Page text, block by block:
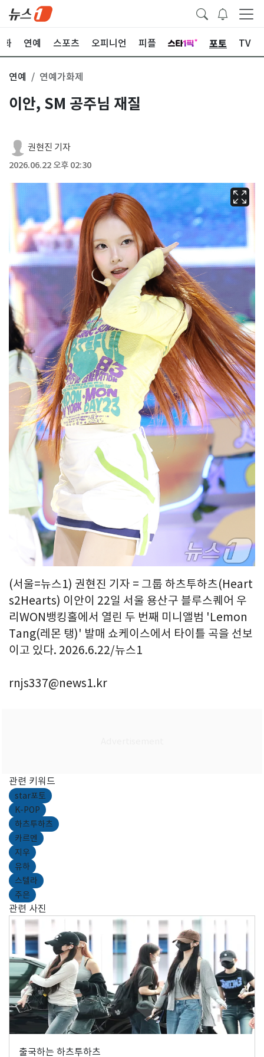
화 연예 스포츠 오피니언 피플 포토 TV
연예 연예가화제
이안, SM 공주님 재질
권현진 기자
2026.06.22 오후 02:30
(서울=뉴스1) 권현진 기자 = 그룹 하츠투하츠(Heart
s2Hearts) 이안이 22일 서울 용산구 블루스퀘어 우
리WON뱅킹홀에서 열린 두 번째 미니앨범 'Lemon
Tang(레몬 탱)' 발매 쇼케이스에서 타이틀 곡을 선보
이고 있다. 2026.6.22/뉴스1
rnjs337@news1.kr
관련 키워드
star포토
K-POP
하츠투하츠
카르멘
지우
유하
스텔라
주은
관련 사진
출국하는 하츠투하츠